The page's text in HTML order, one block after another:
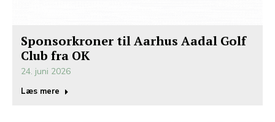
Sponsorkroner til Aarhus Aadal Golf
Club fra OK
24. juni 2026
Læs mere